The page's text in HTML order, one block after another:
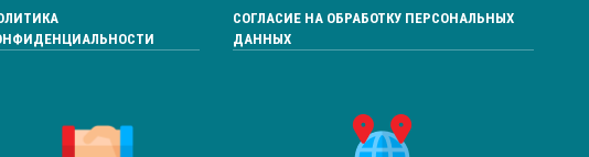
СОГЛАСИЕ НА ОБРАБОТКУ ПЕРСОНАЛЬНЫХ
ДАННЫХ